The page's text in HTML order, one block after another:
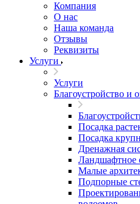
Компания
О нас
Наша команда
Отзывы
Реквизиты
Услуги
Услуги
Благоустройство и
Посадка
Посадка
Дренажная
Ландшафтное
Малые
Подпорные